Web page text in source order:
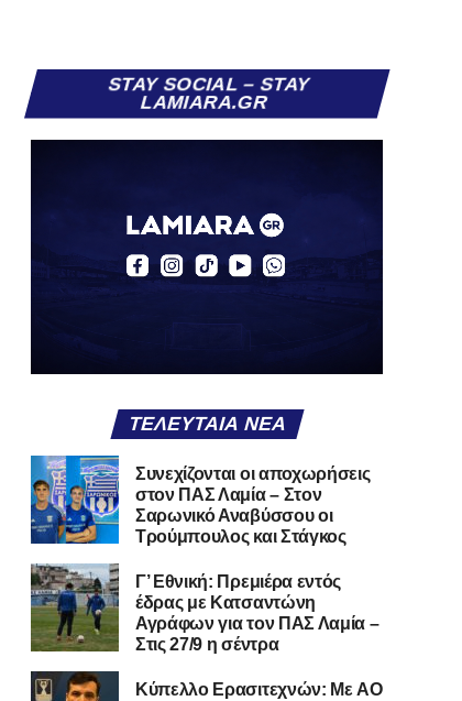
STAY SOCIAL – STAY
LAMIARA.GR
ΤΕΛΕΥΤΑΊΑ ΝΈΑ
Συνεχίζονται οι αποχωρήσεις
στον ΠΑΣ Λαμία – Στον
Σαρωνικό Αναβύσσου οι
Τρούμπουλος και Στάγκος
Γ’ Εθνική: Πρεμιέρα εντός
έδρας με Κατσαντώνη
Αγράφων για τον ΠΑΣ Λαμία –
Στις 27/9 η σέντρα
Kύπελλο Ερασιτεχνών: Με AO